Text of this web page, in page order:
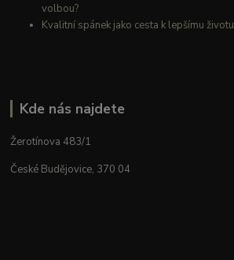
volbou?
Kvalitní spánek jako cesta k lepšímu životu
Kde nás najdete
Žerotínova 483/1
České Budějovice, 370 04